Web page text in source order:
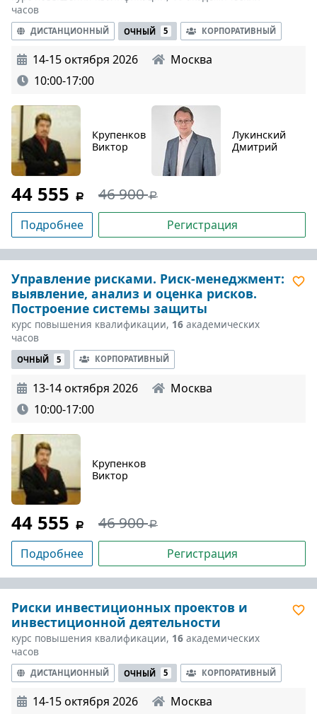
часов
ДИСТАНЦИОННЫЙ ОЧНЫЙ 5 КОРПОРАТИВНЫЙ
14-15 октября 2026
Москва
10:00-17:00
Крупенков
Виктор
Лукинский
Дмитрий
44 555 46 900
Подробнее Регистрация
Управление рисками. Риск-менеджмент:
выявление, анализ и оценка рисков.
Построение системы защиты
курс повышения квалификации, 16 академических
часов
ОЧНЫЙ 5 КОРПОРАТИВНЫЙ
13-14 октября 2026
Москва
10:00-17:00
Крупенков
Виктор
44 555 46 900
Подробнее Регистрация
Риски инвестиционных проектов и
инвестиционной деятельности
курс повышения квалификации, 16 академических
часов
ДИСТАНЦИОННЫЙ ОЧНЫЙ 5 КОРПОРАТИВНЫЙ
14-15 октября 2026
Москва